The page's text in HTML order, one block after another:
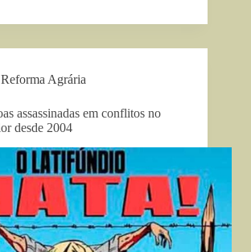
Reforma Agrária
assassinadas em conflitos no
desde 2004